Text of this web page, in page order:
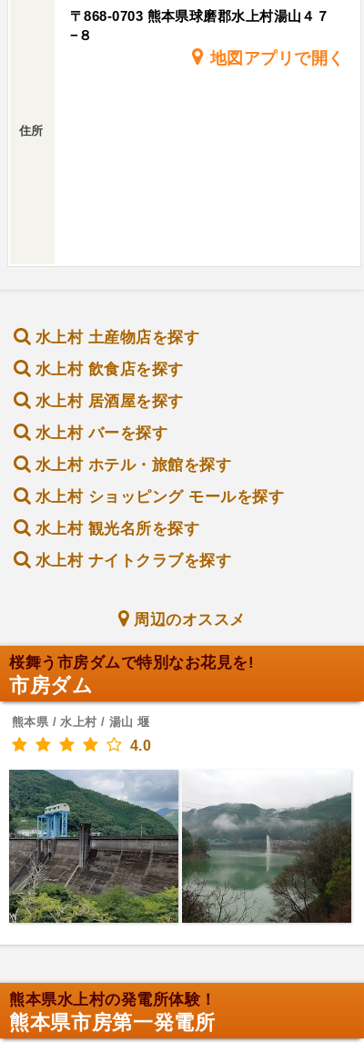
住所
〒868-0703 熊本県球磨郡水上村湯山４７
−８
地図アプリで開く
水上村 土産物店を探す
水上村 飲食店を探す
水上村 居酒屋を探す
水上村 バーを探す
水上村 ホテル・旅館を探す
水上村 ショッピング モールを探す
水上村 観光名所を探す
水上村 ナイトクラブを探す
周辺のオススメ
桜舞う市房ダムで特別なお花見を!
市房ダム
熊本県 / 水上村 / 湯山 堰
4.0
熊本県水上村の発電所体験！
熊本県市房第一発電所